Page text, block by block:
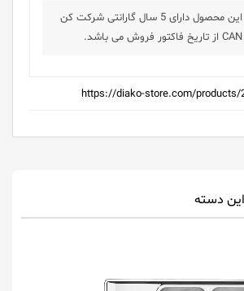
این محصول دارای 5 سال گارانتی شرکت کن
CAN از تاریخ فاکتور فروش می باشد.
https://diako-store.com/products/
دسته